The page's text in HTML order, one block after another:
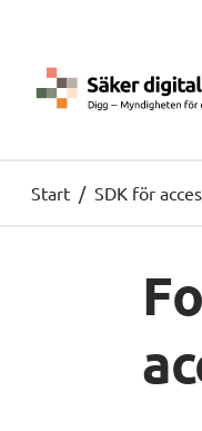
Start / SDK för